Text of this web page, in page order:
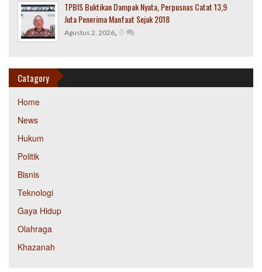
TPBIS Buktikan Dampak Nyata, Perpusnas Catat 13,9
Juta Penerima Manfaat Sejak 2018
Agustus 2, 2026, 0
Catagory
Home
News
Hukum
Politik
Bisnis
Teknologi
Gaya Hidup
Olahraga
Khazanah